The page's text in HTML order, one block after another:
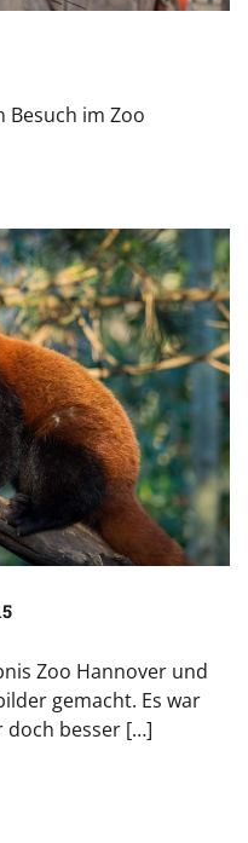
Besuch im Zoo
Zoo Hannover und
gemacht. Es war
doch besser […]